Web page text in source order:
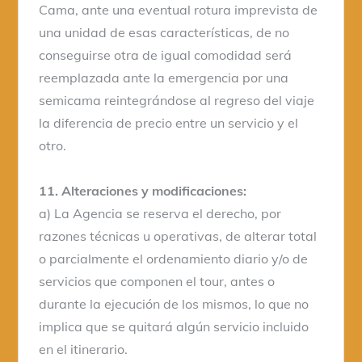
Cama, ante una eventual rotura imprevista de
una unidad de esas características, de no
conseguirse otra de igual comodidad será
reemplazada ante la emergencia por una
semicama reintegrándose al regreso del viaje
la diferencia de precio entre un servicio y el
otro.
11. Alteraciones y modificaciones:
a) La Agencia se reserva el derecho, por
razones técnicas u operativas, de alterar total
o parcialmente el ordenamiento diario y/o de
servicios que componen el tour, antes o
durante la ejecución de los mismos, lo que no
implica que se quitará algún servicio incluido
en el itinerario.